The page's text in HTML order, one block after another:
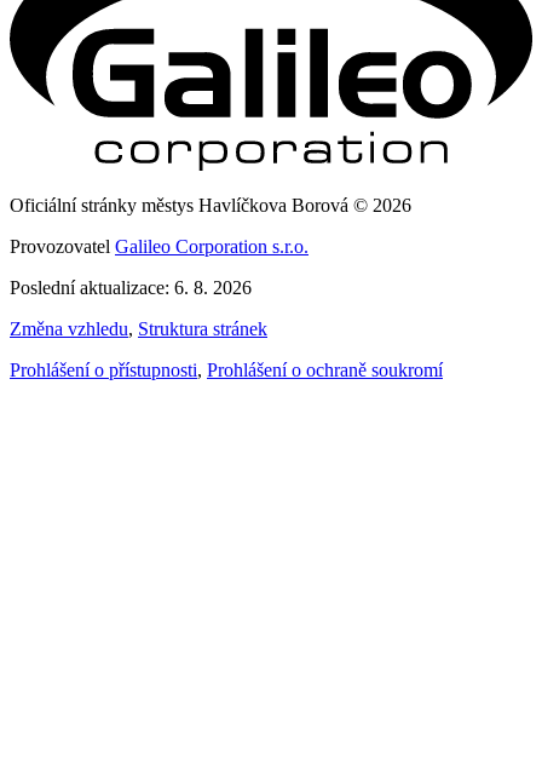
Oficiální stránky městys Havlíčkova Borová © 2026
Provozovatel Galileo Corporation s.r.o.
Poslední aktualizace: 6. 8. 2026
Změna vzhledu, Struktura stránek
Prohlášení o přístupnosti, Prohlášení o ochraně soukromí